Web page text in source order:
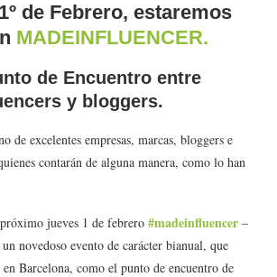
de Febrero, estaremos
MADEINFLUENCER.
de Encuentro entre
y bloggers.
de excelentes empresas, marcas, bloggers e
contarán de alguna manera, como lo han
jueves 1 de febrero #madeinfluencer –
novedoso evento de carácter bianual, que
Barcelona, como el punto de encuentro de